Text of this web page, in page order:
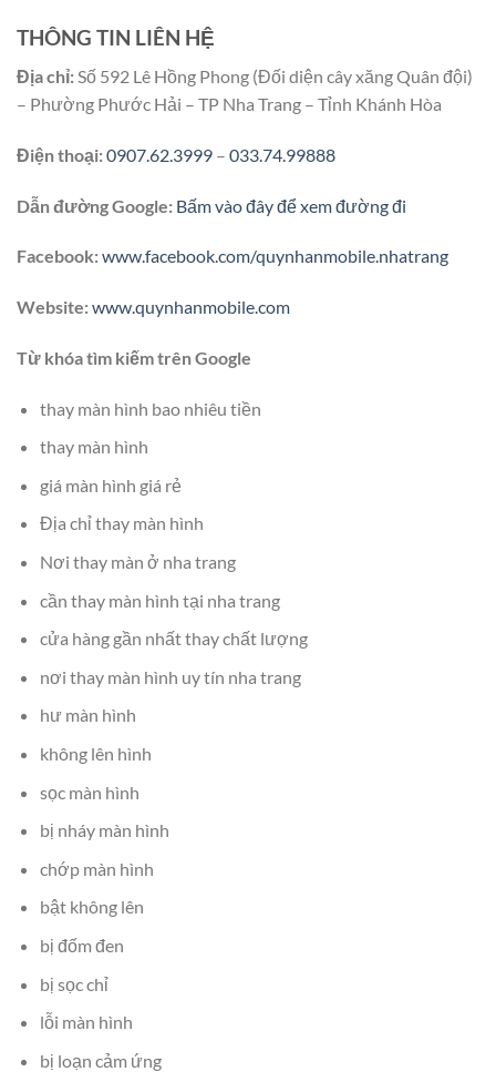
THÔNG TIN LIÊN HỆ
Địa chỉ:Số 592 Lê Hồng Phong (Đối diện cây xăng Quân đội)
– Phường Phước Hải – TP Nha Trang – Tỉnh Khánh Hòa
Điện thoại:0907.62.3999 – 033.74.99888
Dẫn đường Google: Bấm vào đây để xem đường đi
Facebook:www.facebook.com/quynhanmobile.nhatrang
Website:www.quynhanmobile.com
Từ khóa tìm kiếm trên Google
thay màn hình bao nhiêu tiền
thay màn hình
giá màn hình giá rẻ
Địa chỉ thay màn hình
Nơi thay màn ở nha trang
cần thay màn hình tại nha trang
cửa hàng gần nhất thay chất lượng
nơi thay màn hình uy tín nha trang
hư màn hình
không lên hình
sọc màn hình
bị nháy màn hình
chớp màn hình
bật không lên
bị đốm đen
bị sọc chỉ
lỗi màn hình
bị loạn cảm ứng